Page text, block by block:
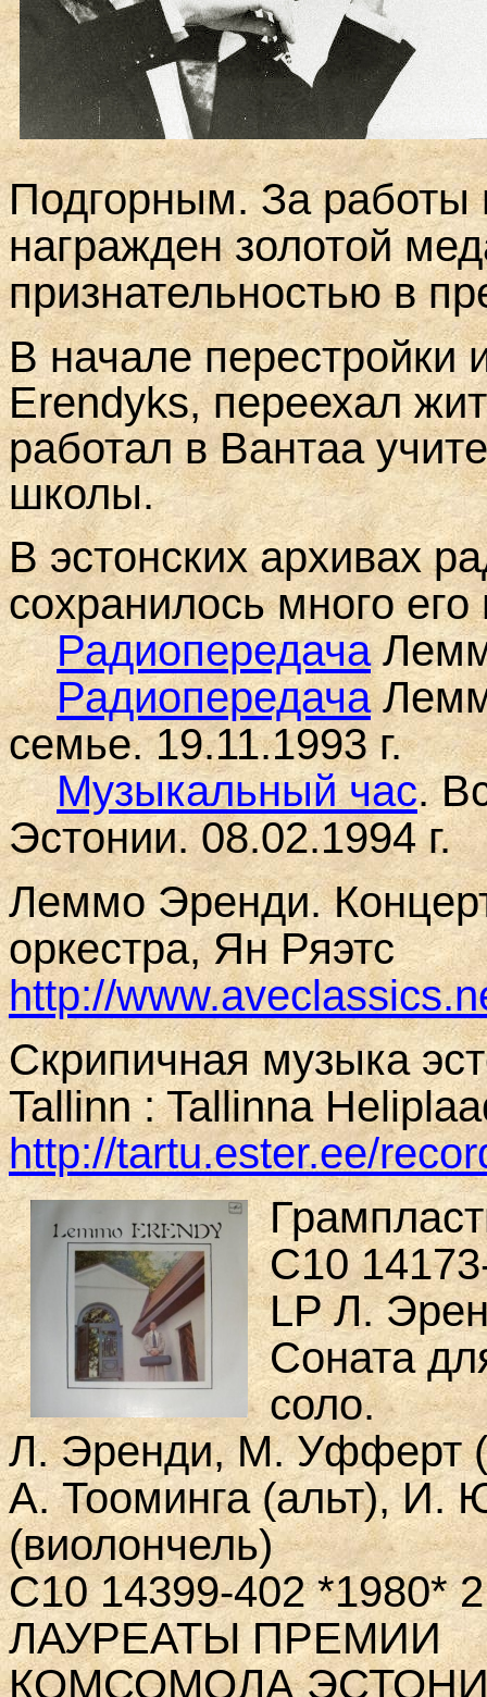
Подгорным.За работы
награжден золотой
признательностью в
В начале
Erendyks, переехал
работал в Вантаа
школы.
В эстонских архивах
сохранилось много
Радиопередача
Радиопередача
семье. 19.11.1993 г.
Музыкальный час.
Эстонии. 08.02.1994 г.
Леммо Эренди.
оркестра, Ян Ряэтс
http://
Скрипичная музыка
Tallinn : Tallinna
http://tartu.ester.ee/
С10
LP Л.
Соната
соло.
Л. Эренди, М. Уфферт
А. Тооминга (альт), И.
(виолончель)
С10 14399-402 *1980*
ЛАУРЕАТЫ ПРЕМИИ
КОМСОМОЛА